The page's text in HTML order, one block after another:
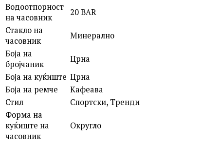
Водоотпорност
на часовник
20 BAR
Стакло на
часовник
Минерално
Боја на
бројчаник
Црна
Боја на куќиште Црна
Боја на ремче
Кафеава
Стил
Спортски, Тренди
Форма на
куќиште на
часовник
Округло